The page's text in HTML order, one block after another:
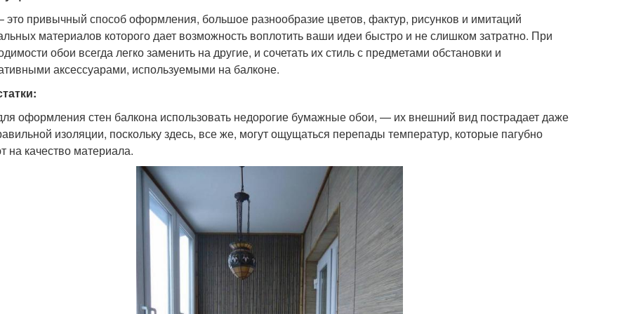
это привычный способ оформления, большое разнообразие цветов, фактур, рисунков и имитаций
материалов которого дает возможность воплотить ваши идеи быстро и не слишком затратно. При
обои всегда легко заменить на другие, и сочетать их стиль с предметами обстановки и
аксессуарами, используемыми на балконе.
оформления стен балкона использовать недорогие бумажные обои, — их внешний вид пострадает даже
изоляции, поскольку здесь, все же, могут ощущаться перепады температур, которые пагубно
на качество материала.